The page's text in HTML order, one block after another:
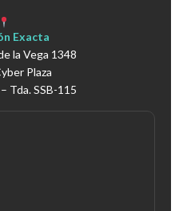
Exacta
la Vega 1348
Plaza
Tda. SSB-115